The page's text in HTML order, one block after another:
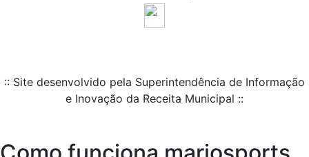
:: Site desenvolvido pela Superintendência de Informação
e Inovação da Receita Municipal ::